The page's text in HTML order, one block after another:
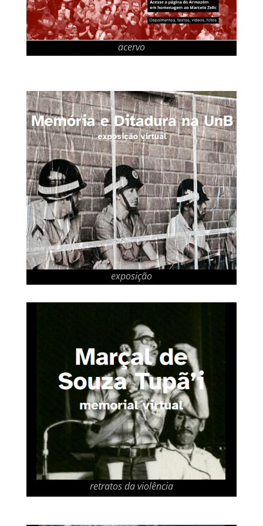
acervo
exposição
retratos da violência